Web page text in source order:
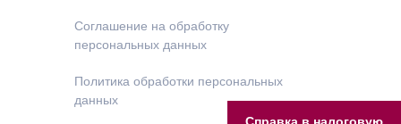
Соглашение на обработку
персональных данных
Политика обработки персональных
данных